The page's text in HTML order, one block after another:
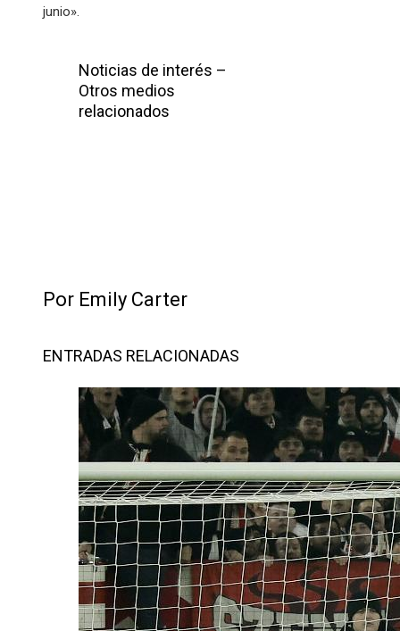
junio».
Noticias de interés –
Otros medios
relacionados
Por Emily Carter
ENTRADAS RELACIONADAS